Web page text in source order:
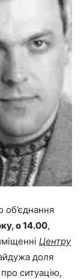
об’єднання
о 14.00,
Центру
доля
ситуацію,